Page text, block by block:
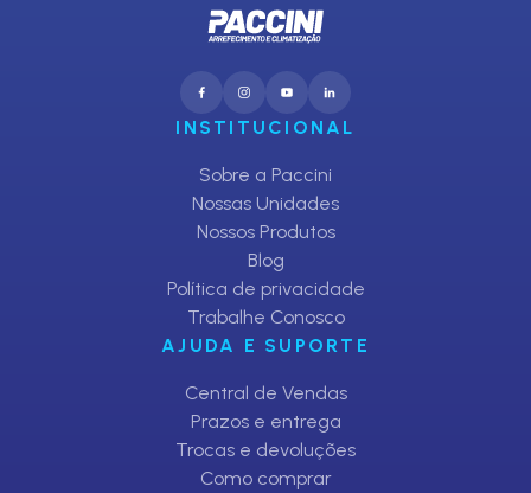
INSTITUCIONAL
Sobre a Paccini
Nossas Unidades
Nossos Produtos
Blog
Política de privacidade
Trabalhe Conosco
AJUDA E SUPORTE
Central de Vendas
Prazos e entrega
Trocas e devoluções
Como comprar